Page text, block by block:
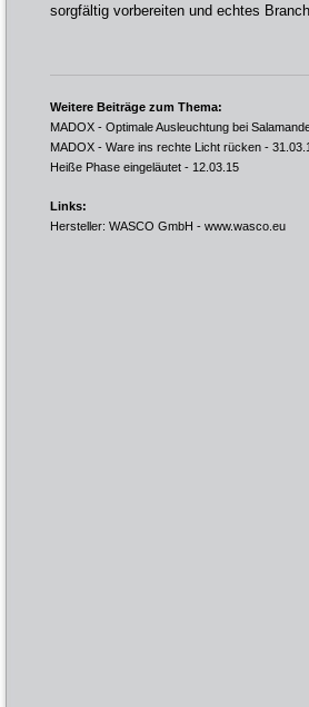
sorgfältig vorbereiten und echtes
Weitere Beiträge zum Thema:
MADOX - Optimale Ausleuchtung bei
MADOX - Ware ins rechte Licht rücken -
Heiße Phase eingeläutet - 12.03.15
Links:
Hersteller: WASCO GmbH - www.wasco.eu